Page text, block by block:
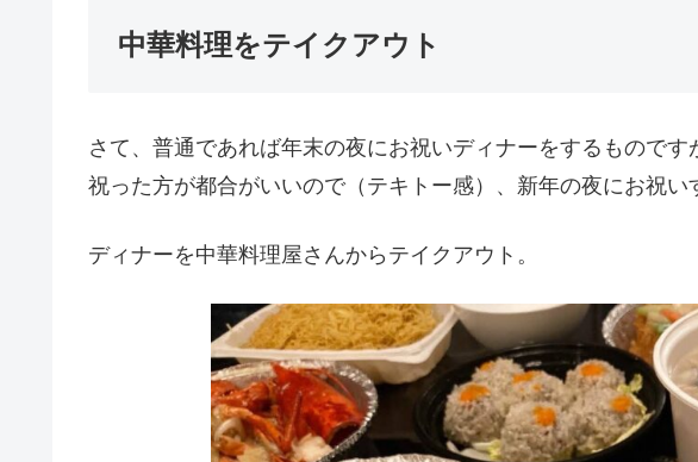
中華料理をテイクアウト
さて、普通であれば年末の夜にお祝いディナーをするもので
祝った方が都合がいいので（テキトー感）、新年の夜にお祝い
ディナーを中華料理屋さんからテイクアウト。